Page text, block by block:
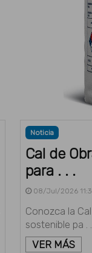
Noticia
Cal de
para . . .
08/Jul/2026
Conozca la
sostenible pa .
VER MÁS